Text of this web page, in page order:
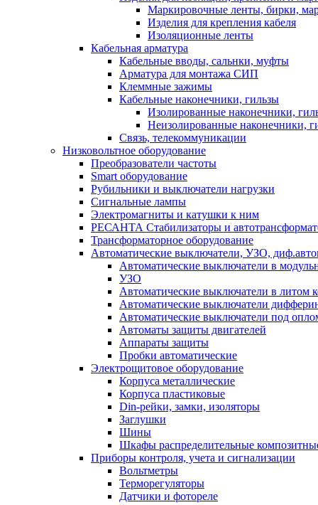
Маркировочные ленты, бирки,
Изделия для крепления кабеля
Изоляционные ленты
Кабельная арматура
Кабельные вводы, сальнки, муфты
Арматура для монтажа СИП
Клеммные зажимы
Кабельные наконечники, гильзы
Изолированные наконечники,
Неизолированные наконечники,
Связь, телекоммуникации
Низковольтное оборудование
Преобразователи частоты
Smart оборудование
Рубильники и выключатели нагрузки
Сигнальные лампы
Электромагниты и катушки к ним
РЕСАНТА Стабилизаторы и
Трансформаторное оборудование
Автоматические выключатели, УЗО,
Автоматические выключатели в
УЗО
Автоматические выключатели в литом
Автоматические выключатели
Автоматические выключатели под
Автоматы защиты двигателей
Аппараты защиты
Пробки автоматические
Электрощитовое оборудование
Корпуса металлические
Корпуса пластиковые
Din-рейки, замки, изоляторы
Заглушки
Шины
Шкафы распределительные
Приборы контроля, учета и сигнализации
Вольтметры
Терморегуляторы
Датчики и фотореле